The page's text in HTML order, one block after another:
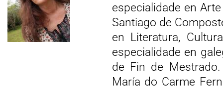
especialidade en
Santiago de
en Literatura,
especialidade en
de Fin de
María do Carme